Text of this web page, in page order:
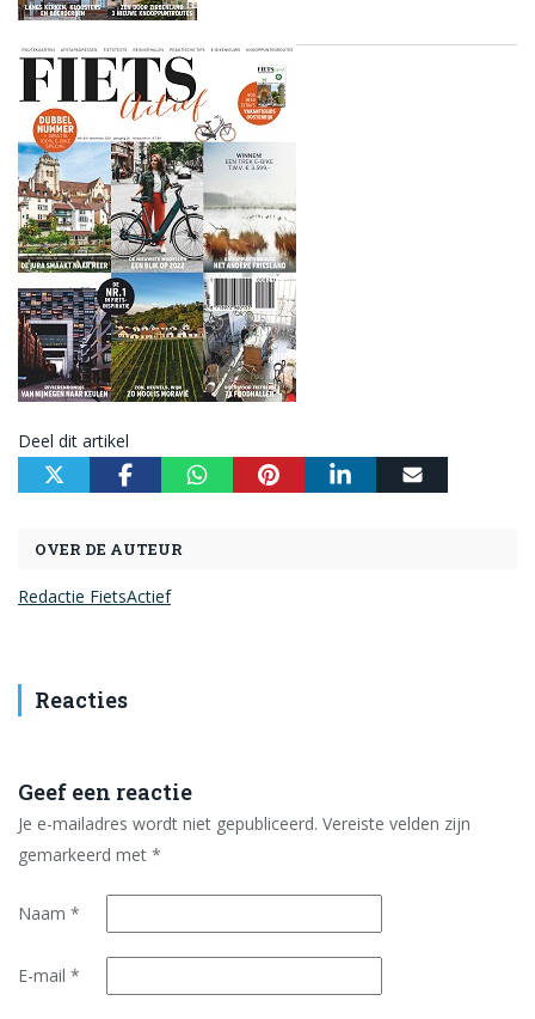
Deel dit artikel
OVER DE AUTEUR
Redactie FietsActief
Reacties
Geef een reactie
Je e-mailadres wordt niet gepubliceerd. Vereiste velden zijn
gemarkeerd met *
Naam *
E-mail *